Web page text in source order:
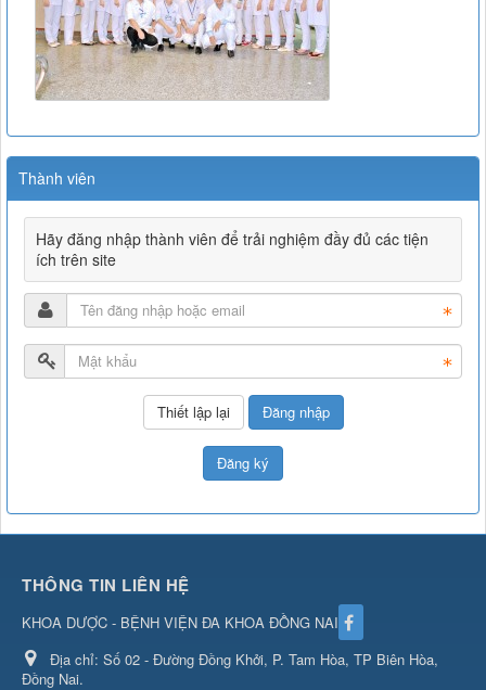
Thành viên
Hãy đăng nhập thành viên để trải nghiệm đầy đủ các tiện
ích trên site
Đăng nhập
Đăng ký
THÔNG TIN LIÊN HỆ
KHOA DƯỢC - BỆNH VIỆN ĐA KHOA ĐỒNG NAI
Địa chỉ: Số 02 - Đường Đồng Khởi, P. Tam Hòa, TP Biên Hòa,
Đồng Nai.